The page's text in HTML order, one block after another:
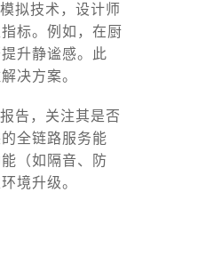
拟技术，设计师
标。例如，在厨
升静谧感。此
决方案。
告，关注其是否
全链路服务能
（如隔音、防
境升级。